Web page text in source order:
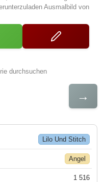
Ausmalbild von
durchsuchen
→
Lilo Und Stitch
Angel
1 516